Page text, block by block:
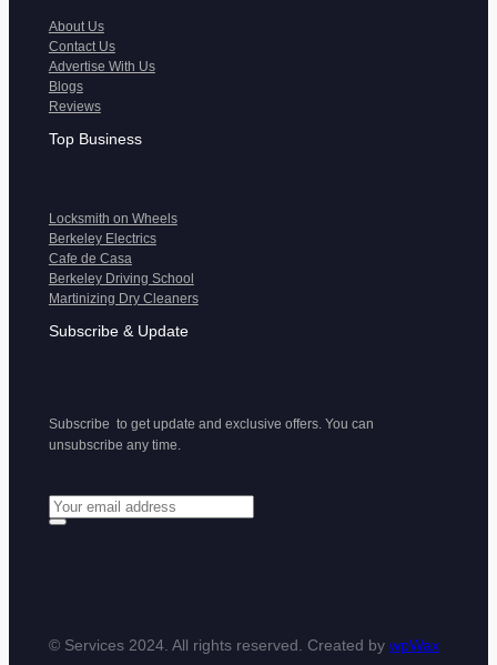
About Us
Contact Us
Advertise With Us
Blogs
Reviews
Top Business
Locksmith on Wheels
Berkeley Electrics
Cafe de Casa
Berkeley Driving School
Martinizing Dry Cleaners
Subscribe & Update
Subscribe to get update and exclusive offers. You can
unsubscribe any time.
© Services 2024. All rights reserved. Created by wpWax